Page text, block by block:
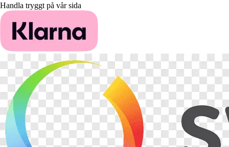
Handla tryggt på vår sida